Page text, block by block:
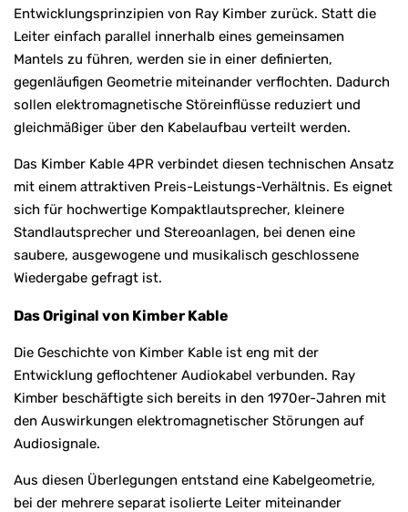
Entwicklungsprinzipien von Ray Kimber zurück. Statt die
Leiter einfach parallel innerhalb eines gemeinsamen
Mantels zu führen, werden sie in einer definierten,
gegenläufigen Geometrie miteinander verflochten. Dadurch
sollen elektromagnetische Störeinflüsse reduziert und
gleichmäßiger über den Kabelaufbau verteilt werden.
Das Kimber Kable 4PR verbindet diesen technischen Ansatz
mit einem attraktiven Preis-Leistungs-Verhältnis. Es eignet
sich für hochwertige Kompaktlautsprecher, kleinere
Standlautsprecher und Stereoanlagen, bei denen eine
saubere, ausgewogene und musikalisch geschlossene
Wiedergabe gefragt ist.
Das Original von Kimber Kable
Die Geschichte von Kimber Kable ist eng mit der
Entwicklung geflochtener Audiokabel verbunden. Ray
Kimber beschäftigte sich bereits in den 1970er-Jahren mit
den Auswirkungen elektromagnetischer Störungen auf
Audiosignale.
Aus diesen Überlegungen entstand eine Kabelgeometrie,
bei der mehrere separat isolierte Leiter miteinander